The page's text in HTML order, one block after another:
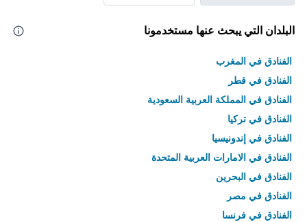
البلدان التي يبحث عنها مستخدمونا
الفنادق في المغرب
الفنادق في قطر
الفنادق في المملكة العربية السعودية
الفنادق في تركيا
الفنادق في إندونيسيا
الفنادق في الامارات العربية المتحدة
الفنادق في البحرين
الفنادق في مصر
الفنادق في فرنسا